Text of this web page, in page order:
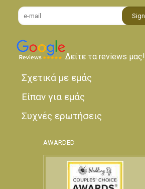
Δείτε τα reviews μας!
Σχετικά με εμάς
Είπαν για εμάς
Συχνές ερωτήσεις
AWARDED